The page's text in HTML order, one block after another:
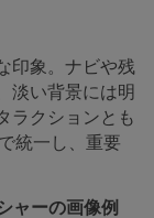
印象。ナビや残
淡い背景には明
ラクションとも
統一し、重要
ャーの画像例